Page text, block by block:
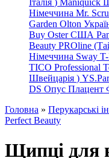
Італія ) Maniquick
Німеччина Mr.
Garden Olton
Buy Oster США
Beauty PROline
Німеччина Sway
TICO Professional
Швейцарія )
DS Опус Плацент
Головна » Перукарські
Perfect Beauty
Щипці для